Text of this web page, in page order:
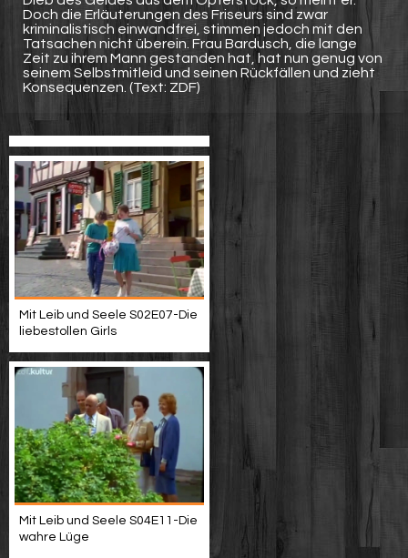
Doch die Erläuterungen des Friseurs sind zwar
kriminalistisch einwandfrei, stimmen jedoch mit den
Tatsachen nicht überein. Frau Bardusch, die lange
Zeit zu ihrem Mann gestanden hat, hat nun genug von
seinem Selbstmitleid und seinen Rückfällen und zieht
Konsequenzen. (Text: ZDF)
Mit Leib und Seele S02E07-Die
liebestollen Girls
Mit Leib und Seele S04E11-Die
wahre Lüge